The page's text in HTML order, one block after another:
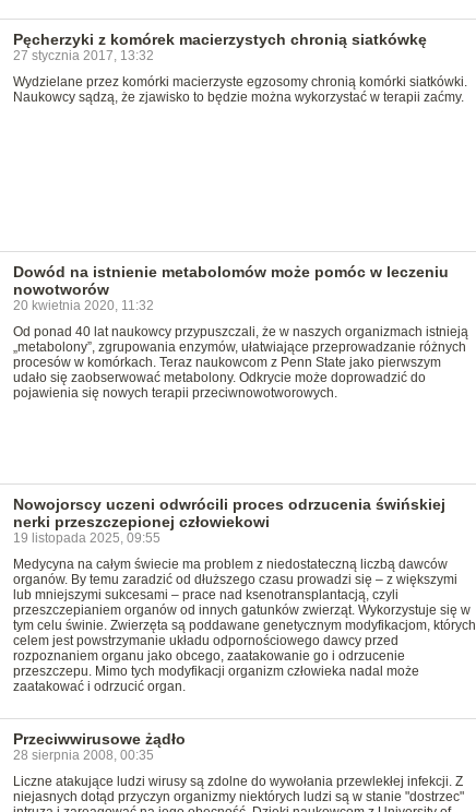
Pęcherzyki z komórek macierzystych chronią siatkówkę
27 stycznia 2017, 13:32
Wydzielane przez komórki macierzyste egzosomy chronią komórki siatkówki.
Naukowcy sądzą, że zjawisko to będzie można wykorzystać w terapii zaćmy.
Dowód na istnienie metabolomów może pomóc w leczeniu
nowotworów
20 kwietnia 2020, 11:32
Od ponad 40 lat naukowcy przypuszczali, że w naszych organizmach istnieją
„metabolony”, zgrupowania enzymów, ułatwiające przeprowadzanie różnych
procesów w komórkach. Teraz naukowcom z Penn State jako pierwszym
udało się zaobserwować metabolony. Odkrycie może doprowadzić do
pojawienia się nowych terapii przeciwnowotworowych.
Nowojorscy uczeni odwrócili proces odrzucenia świńskiej
nerki przeszczepionej człowiekowi
19 listopada 2025, 09:55
Medycyna na całym świecie ma problem z niedostateczną liczbą dawców
organów. By temu zaradzić od dłuższego czasu prowadzi się – z większymi
lub mniejszymi sukcesami – prace nad ksenotransplantacją, czyli
przeszczepianiem organów od innych gatunków zwierząt. Wykorzystuje się w
tym celu świnie. Zwierzęta są poddawane genetycznym modyfikacjom, których
celem jest powstrzymanie układu odpornościowego dawcy przed
rozpoznaniem organu jako obcego, zaatakowanie go i odrzucenie
przeszczepu. Mimo tych modyfikacji organizm człowieka nadal może
zaatakować i odrzucić organ.
Przeciwwirusowe żądło
28 sierpnia 2008, 00:35
Liczne atakujące ludzi wirusy są zdolne do wywołania przewlekłej infekcji. Z
niejasnych dotąd przyczyn organizmy niektórych ludzi są w stanie "dostrzec"